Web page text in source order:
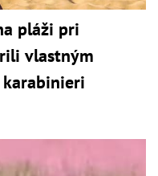
pláži pri
vlastným